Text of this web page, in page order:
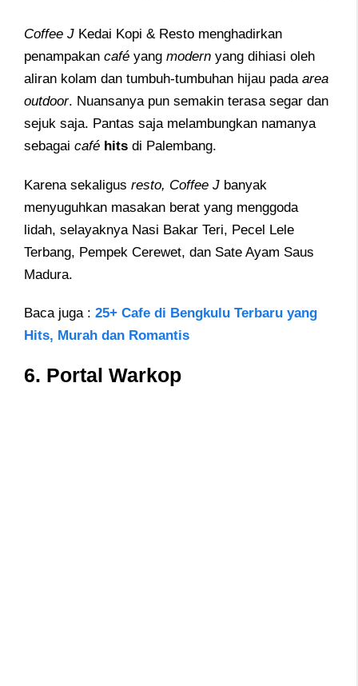
Coffee J Kedai Kopi & Resto menghadirkan
penampakan café yang modern yang dihiasi oleh
aliran kolam dan tumbuh-tumbuhan hijau pada area
outdoor. Nuansanya pun semakin terasa segar dan
sejuk saja. Pantas saja melambungkan namanya
sebagai café hits di Palembang.
Karena sekaligus resto, Coffee J banyak
menyuguhkan masakan berat yang menggoda
lidah, selayaknya Nasi Bakar Teri, Pecel Lele
Terbang, Pempek Cerewet, dan Sate Ayam Saus
Madura.
Baca juga : 25+ Cafe di Bengkulu Terbaru yang
Hits, Murah dan Romantis
6. Portal Warkop